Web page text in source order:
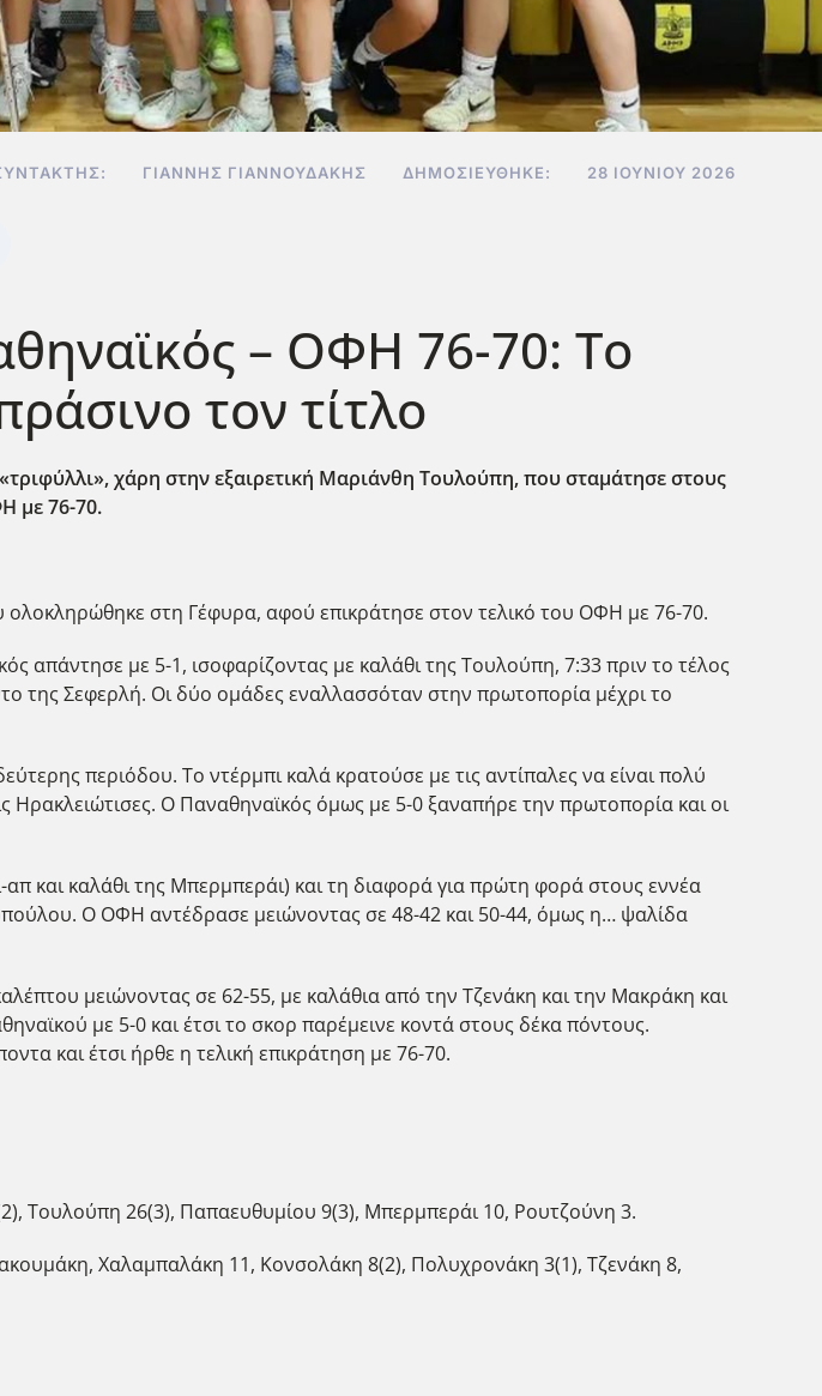
ΓΙΆΝΝΗΣ ΓΙΑΝΝΟΥΔΆΚΗΣ ΔΗΜΟΣΙΕΎΘΗΚΕ: 28 ΙΟΥΝΊΟΥ 2026
– ΟΦΗ 76-70: Το
τον τίτλο
χάρη στην εξαιρετική Μαριάνθη Τουλούπη, που σταμάτησε στους
με 76-70.
στη Γέφυρα, αφού επικράτησε στον τελικό του ΟΦΗ με 76-70.
απάντησε με 5-1, ισοφαρίζοντας με καλάθι της Τουλούπη, 7:33 πριν το τέλος
της Σεφερλή. Οι δύο ομάδες εναλλασσόταν στην πρωτοπορία μέχρι το
περιόδου. Το ντέρμπι καλά κρατούσε με τις αντίπαλες να είναι πολύ
Ηρακλειώτισες. Ο Παναθηναϊκός όμως με 5-0 ξαναπήρε την πρωτοπορία και οι
και καλάθι της Μπερμπεράι) και τη διαφορά για πρώτη φορά στους εννέα
Ο ΟΦΗ αντέδρασε μειώνοντας σε 48-42 και 50-44, όμως η… ψαλίδα
μειώνοντας σε 62-55, με καλάθια από την Τζενάκη και την Μακράκη και
με 5-0 και έτσι το σκορ παρέμεινε κοντά στους δέκα πόντους.
και έτσι ήρθε η τελική επικράτηση με 76-70.
Τουλούπη 26(3), Παπαευθυμίου 9(3), Μπερμπεράι 10, Ρουτζούνη 3.
Χαλαμπαλάκη 11, Κονσολάκη 8(2), Πολυχρονάκη 3(1), Τζενάκη 8,